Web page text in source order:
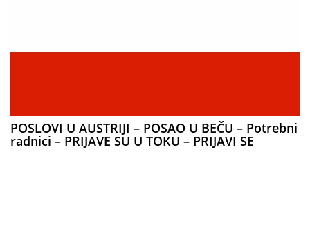
POSLOVI U AUSTRIJI – POSAO U BEČU – Potrebni
radnici – PRIJAVE SU U TOKU – PRIJAVI SE